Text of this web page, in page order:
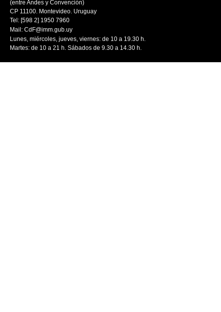
(entre Andes y Convención)
CP 11100. Montevideo. Uruguay
Tel: [598 2] 1950 7960
Mail: CdF@imm.gub.uy
Lunes, miércoles, jueves, viernes: de 10 a 19.30 h.
Martes: de 10 a 21 h. Sábados de 9.30 a 14.30 h.